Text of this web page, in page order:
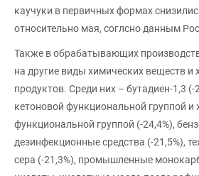
каучуки в первичных формах
относительно мая, соглсно данным
Также в обрабатывающих
на другие виды химических веществ и
продуктов. Среди них – бутадиен-1,3 (-
кетоновой функциональной группой и
функциональной группой (-24,4%),
дезинфекционные средства (-21,5%),
сера (-21,3%), промышленные